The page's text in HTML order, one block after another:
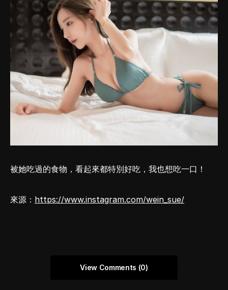
被她吃過的食物，看起來都特別好吃，我也想吃一口！
來源： https://www.instagram.com/wein_sue/
View Comments (0)